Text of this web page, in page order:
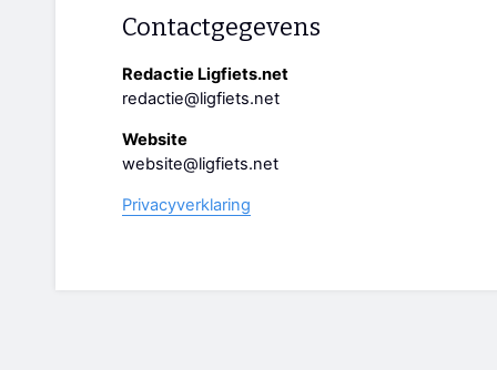
Contactgegevens
Redactie Ligfiets.net
redactie@ligfiets.net
Website
website@ligfiets.net
Privacyverklaring